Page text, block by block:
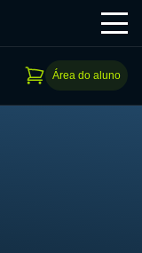
Área do aluno